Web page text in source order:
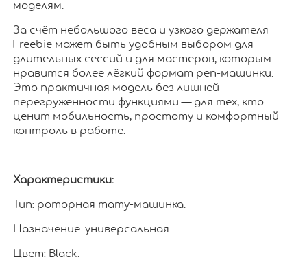
моделям.
За счёт небольшого веса и узкого держателя
Freebie может быть удобным выбором для
длительных сессий и для мастеров, которым
нравится более лёгкий формат pen-машинки.
Это практичная модель без лишней
перегруженности функциями — для тех, кто
ценит мобильность, простоту и комфортный
контроль в работе.
Характеристики:
Тип: роторная тату-машинка.
Назначение: универсальная.
Цвет: Black.